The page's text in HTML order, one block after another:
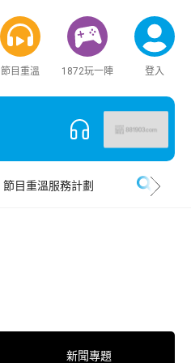
節目重溫 1872玩一陣 登入
節目重溫服務計劃
新聞專題